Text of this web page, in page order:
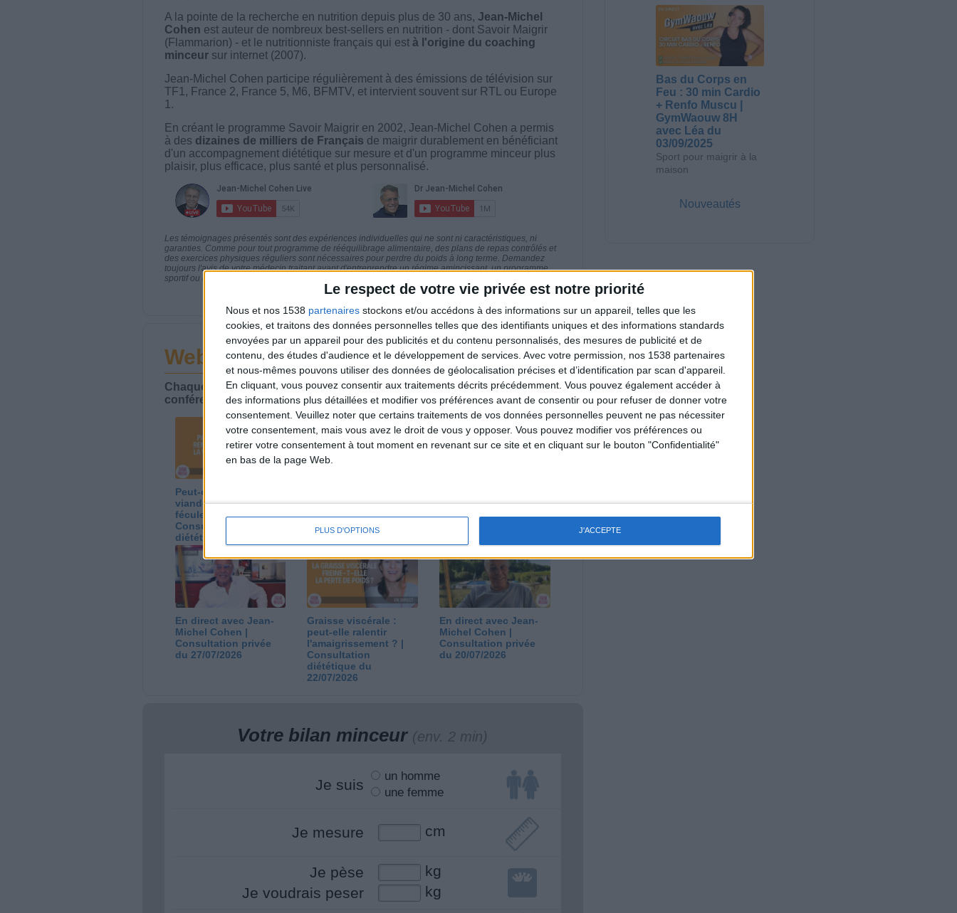
Le respect de votre vie privée est notre priorité
Nous et nos 1538 partenaires stockons et/ou accédons à des informations sur un appareil, telles que les
cookies, et traitons des données personnelles telles que des identifiants uniques et des informations standards
envoyées par un appareil pour des publicités et du contenu personnalisés, des mesures de publicité et de
contenu, des études d'audience et le développement de services. Avec votre permission, nos 1538 partenaires
et nous-mêmes pouvons utiliser des données de géolocalisation précises et d’identification par scan d'appareil.
En cliquant, vous pouvez consentir aux traitements décrits précédemment. Vous pouvez également accéder à
des informations plus détaillées et modifier vos préférences avant de consentir ou pour refuser de donner votre
consentement. Veuillez noter que certains traitements de vos données personnelles peuvent ne pas nécessiter
votre consentement, mais vous avez le droit de vous y opposer. Vous pouvez modifier vos préférences ou
retirer votre consentement à tout moment en revenant sur ce site et en cliquant sur le bouton "Confidentialité"
en bas de la page Web.
PLUS D'OPTIONS J'ACCEPTE
A la pointe de la recherche en nutrition depuis plus de 30 ans, Jean-Michel
Cohen est auteur de nombreux best-sellers en nutrition - dont Savoir Maigrir
(Flammarion) - et le nutritionniste français qui est à l'origine du coaching
minceursur internet (2007).
Jean-Michel Cohen participe régulièrement à des émissions de télévision sur
TF1, France 2, France 5, M6, BFMTV, et intervient souvent sur RTL ou Europe
1.
En créant le programme Savoir Maigrir en 2002, Jean-Michel Cohen a permis
à des dizaines de milliers de Français de maigrir durablement en bénéficiant
d'un accompagnement diététique sur mesure et d'un programme minceur plus
plaisir, plus efficace, plus santé et plus personnalisé.
Les témoignages présentés sont des expériences individuelles qui ne sont ni caractéristiques, ni
garanties. Comme pour tout programme de rééquilibrage alimentaire, des plans de repas contrôlés et
des exercices physiques réguliers sont nécessaires pour perdre du poids à long terme. Demandez
toujours l'avis de votre médecin traitant avant d'entreprendre un régime amincissant, un programme
sportif ou de modifier vos habitudes nutritionnelles.
Webinaires en direct Voir tout
Chaque semaine, posez vos questions en live en participant à des vidéo-
conférences avec Jean-Michel et les diététiciennes du programme.
Peut-on remplacer la
viande par des
féculents ?
Consultation
diététique du
05/08/2026
calories est-il trop
copieux ?
Consultation
03/08/2026
dernier kilo avant la
stabilisation ? |
29/07/2026
En direct avec Jean-
Michel Cohen |
Consultation privée
du 27/07/2026
Graisse viscérale :
peut-elle ralentir
l'amaigrissement ? |
Consultation
diététique du
22/07/2026
En direct avec Jean-
Michel Cohen |
Consultation privée
du 20/07/2026
Votre bilan minceur (env. 2 min)
Je suis
un homme
une femme
Je mesure cm
Je pèse
kg
Je voudrais peser
kg
Bas du Corps en
Feu : 30 min Cardio
+ Renfo Muscu |
GymWaouw 8H
avec Léa du
03/09/2025
Sport pour maigrir à la
maison
Nouveautés